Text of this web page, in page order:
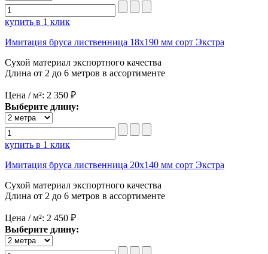
купить в 1 клик
Имитация бруса лиственница 18х190 мм сорт Экстра
Сухой материал экспортного качества
Длина от 2 до 6 метров в ассортименте
Цена / м²: 2 350 ₽
Выберите длину:
купить в 1 клик
Имитация бруса лиственница 20х140 мм сорт Экстра
Сухой материал экспортного качества
Длина от 2 до 6 метров в ассортименте
Цена / м²: 2 450 ₽
Выберите длину: